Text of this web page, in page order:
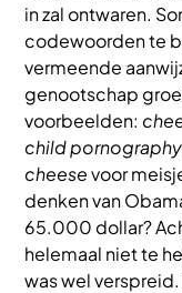
in zal ontwaren.
codewoorden te
vermeende
genootschap
voorbeelden:
child pornography
cheesevoor
denken van
65.000 dollar?
helemaal niet te
was wel